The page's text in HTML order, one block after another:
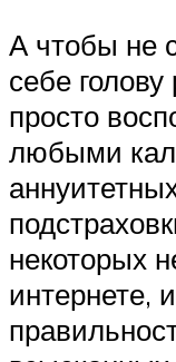
А чтобы не
себе
просто
любыми
некоторых
интернете,